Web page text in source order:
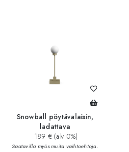
Snowball pöytävalaisin,
ladattava
189 € (alv 0%)
Saatavilla myös muita vaihtoehtoja.